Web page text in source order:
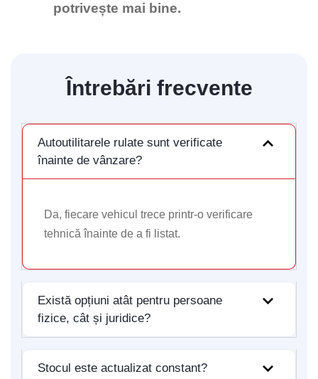
potrivește mai bine.
Întrebări frecvente
Autoutilitarele rulate sunt verificate
înainte de vânzare?
Da, fiecare vehicul trece printr-o verificare
tehnică înainte de a fi listat.
Există opțiuni atât pentru persoane
fizice, cât și juridice?
Stocul este actualizat constant?
Vă rugăm să introduceți adresa de e-mail pentru a
Start Chat